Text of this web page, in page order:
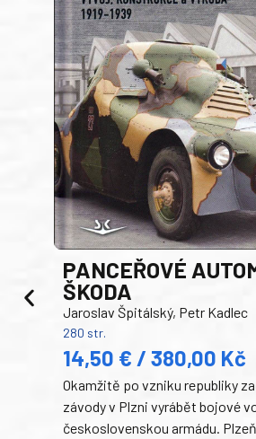
PANCEŘOVÉ
ŠKODA
Jaroslav Špitálský, Petr Kadlec
280 str.
14,50 € / 380,00 Kč
Okamžitě po vzniku republiky
závody v Plzni vyrábět bojové
československou armádu.